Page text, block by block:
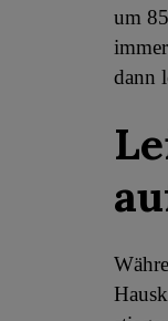
um
dann